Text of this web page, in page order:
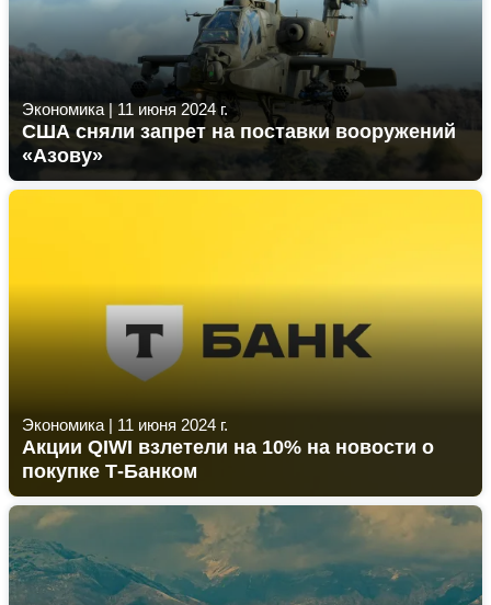
Экономика |11 июня 2024 г.
США сняли запрет на поставки вооружений
«Азову»
Экономика | 11 июня 2024 г.
Акции QIWI взлетели на 10% на новости о
покупке Т-Банком